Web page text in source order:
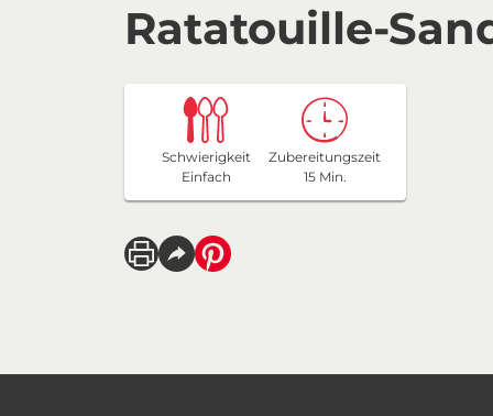
Ratatouille-
Schwierigkeit
Einfach
Zubereitungszeit
15 Min.